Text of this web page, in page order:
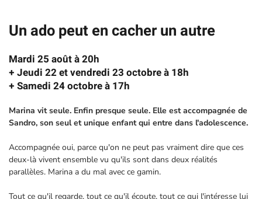
Un ado peut en cacher un autre
Mardi 25 août à 20h
+ Jeudi 22 et vendredi 23 octobre à 18h
+ Samedi 24 octobre à 17h
Marina vit seule. Enfin presque seule. Elle est accompagnée de
Sandro, son seul et unique enfant qui entre dans l'adolescence.
Accompagnée oui, parce qu'on ne peut pas vraiment dire que ces
deux-là vivent ensemble vu qu'ils sont dans deux réalités
parallèles. Marina a du mal avec ce gamin.
Tout ce qu'il regarde, tout ce qu'il écoute, tout ce qui l'intéresse lui